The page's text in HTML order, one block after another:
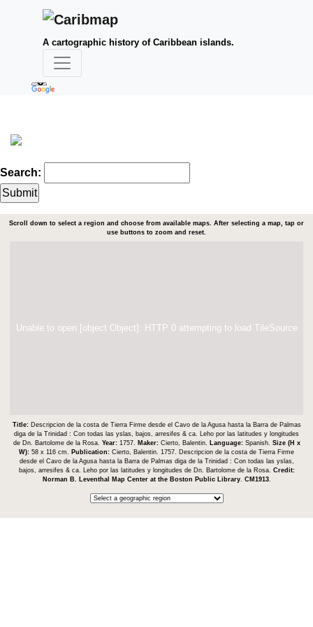
A cartographic history of Caribbean islands.
Search:
Scroll down to select a region and choose from available maps. After selecting a map, tap or
use buttons to zoom and reset.
Unable to open [object Object]: HTTP 0 attempting to load TileSource
Title: Descripcion de la costa de Tierra Firme desde el Cavo de la Agusa hasta la Barra de Palmas
diga de la Trinidad : Con todas las yslas, bajos, arresifes & ca. Leho por las latitudes y longitudes
de Dn. Bartolome de la Rosa. Year: 1757. Maker: Cierto, Balentin. Language: Spanish. Size (H x
W): 58 x 116 cm. Publication: Cierto, Balentin. 1757. Descripcion de la costa de Tierra Firme
desde el Cavo de la Agusa hasta la Barra de Palmas diga de la Trinidad : Con todas las yslas,
bajos, arresifes & ca. Leho por las latitudes y longitudes de Dn. Bartolome de la Rosa. Credit:
Norman B. Leventhal Map Center at the Boston Public Library. CM1913.